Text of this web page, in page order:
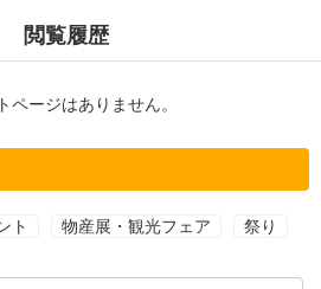
閲覧履歴
ページはありません。
ト 物産展・観光フェア 祭り